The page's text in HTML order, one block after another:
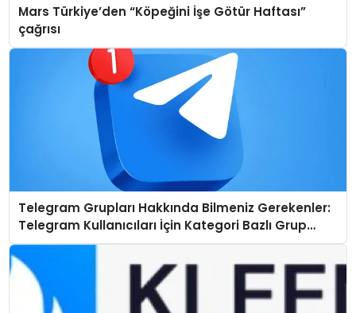
Mars Türkiye’den “Köpeğini İşe Götür Haftası”
çağrısı
Telegram Grupları Hakkında Bilmeniz Gerekenler:
Telegram Kullanıcıları İçin Kategori Bazlı Grup
Rehberi